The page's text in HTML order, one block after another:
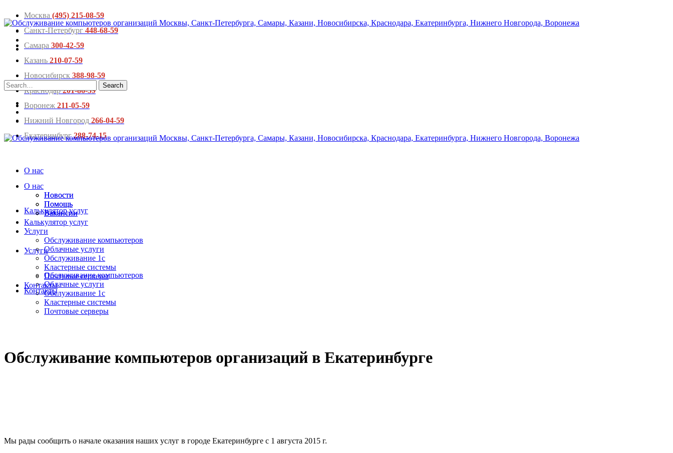
Москва (495) 215-08-59
Санкт-Петербург 448-68-59
Самара 300-42-59
Казань 210-07-59
Новосибирск 388-98-59
Краснодар 201-86-59
Воронеж 211-05-59
Нижний Новгород 266-04-59
Екатеринбург 288-74-15
Search
for:
О нас
Новости
Помощь
Вакансии
Калькулятор услуг
Услуги
Обслуживание компьютеров
Облачные услуги
Обслуживание 1с
Кластерные системы
Почтовые серверы
Контакты
О нас
Новости
Помощь
Вакансии
Калькулятор услуг
Услуги
Обслуживание компьютеров
Облачные услуги
Обслуживание 1с
Кластерные системы
Почтовые серверы
Контакты
Обслуживание компьютеров организаций в Екатеринбурге
Мы рады сообщить о начале оказания наших услуг в городе Екатеринбурге с 1 августа 2015 г.